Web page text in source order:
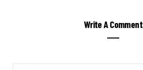
Write A Comment